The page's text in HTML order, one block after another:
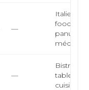
—
Italienne,
food,
méditerr...
—
table
cuisine